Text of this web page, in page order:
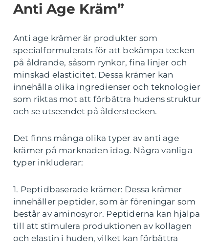
Anti Age Kräm”
Anti age krämer är produkter som
specialformulerats för att bekämpa tecken
på åldrande, såsom rynkor, fina linjer och
minskad elasticitet. Dessa krämer kan
innehålla olika ingredienser och teknologier
som riktas mot att förbättra hudens struktur
och se utseendet på ålderstecken.
Det finns många olika typer av anti age
krämer på marknaden idag. Några vanliga
typer inkluderar:
1. Peptidbaserade krämer: Dessa krämer
innehåller peptider, som är föreningar som
består av aminosyror. Peptiderna kan hjälpa
till att stimulera produktionen av kollagen
och elastin i huden, vilket kan förbättra